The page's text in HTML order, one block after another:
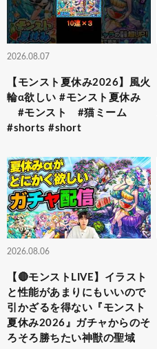
2026.08.07
【モンスト夏休み2026】風火
輪α欲しい #モンスト夏休み
#モンスト #猫ミーム
#shorts #short
2026.08.06
【🔴モンストLIVE】イラスト
と性能があまりにもいいので
引かざるを得ない『モンスト
夏休み2026』ガチャからのそ
ろそろ勝ちたい神獣の聖域